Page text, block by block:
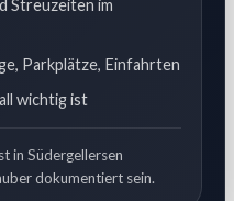
Streuzeiten im
Parkplätze, Einfahrten
wichtig ist
in Südergellersen
dokumentiert sein.